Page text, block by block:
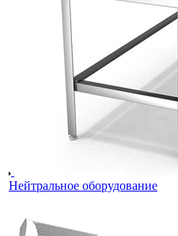
Нейтральное оборудование